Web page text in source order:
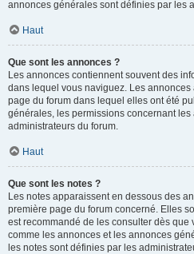
annonces générales sont définies par les
Haut
Que sont les annonces ?
Les annonces contiennent souvent des
dans lequel vous naviguez. Les
page du forum dans lequel elles ont été
générales, les permissions concernant
administrateurs du forum.
Haut
Que sont les notes ?
Les notes apparaissent en dessous des
première page du forum concerné. Elles
est recommandé de les consulter dès que
comme les annonces et les annonces
les notes sont définies par les